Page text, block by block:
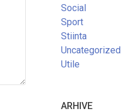
Social
Sport
Stiinta
Uncategorized
Utile
ARHIVE